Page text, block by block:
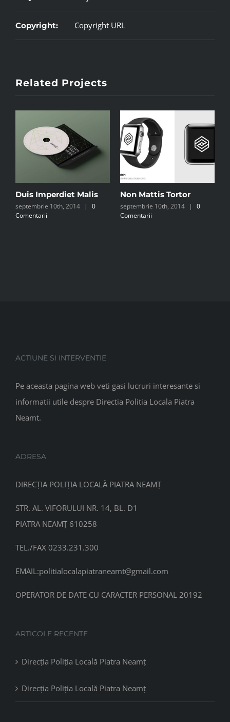
Copyright: Copyright URL
Related Projects
Duis Imperdiet Malis
septembrie 10th, 2014 |
0
Comentarii
Non Mattis Tortor
septembrie 10th, 2014 |
0
Comentarii
ACTIUNE SI INTERVENTIE
Pe aceasta pagina web veti gasi lucruri interesante si
informatii utile despre Directia Politia Locala Piatra
Neamt.
ADRESA
DIRECȚIA POLIȚIA LOCALĂ PIATRA NEAMȚ
STR. AL. VIFORULUI NR. 14, BL. D1
PIATRA NEAMȚ 610258
TEL./FAX 0233.231.300
EMAIL:politialocalapiatraneamt@gmail.com
OPERATOR DE DATE CU CARACTER PERSONAL 20192
ARTICOLE RECENTE
Direcția Poliția Locală Piatra Neamț
Direcția Poliția Locală Piatra Neamț